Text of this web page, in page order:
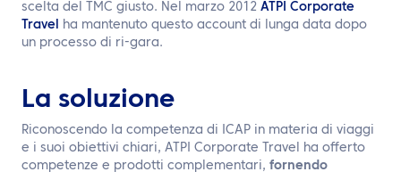
scelta del TMC giusto. Nel marzo 2012 ATPI Corporate
Travel
ha mantenuto questo account di lunga data dopo
un processo di ri-gara.
La soluzione
Riconoscendo la competenza di ICAP in materia di viaggi
e i suoi obiettivi chiari, ATPI Corporate Travel ha offerto
competenze e prodotti complementari, fornendo